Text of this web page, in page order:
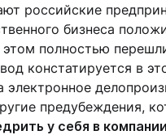
российские
бизнеса
полностью
констатируется в
предубеждения,
у себя в